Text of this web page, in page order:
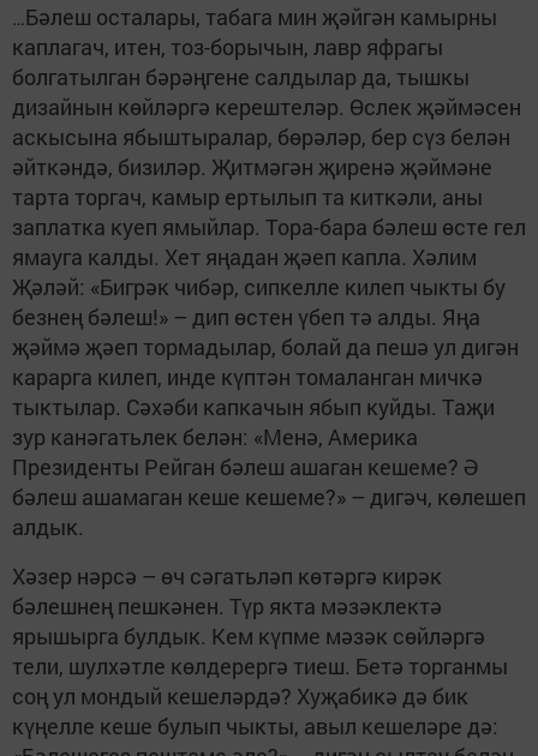
…Бәлеш осталары, табага мин җәйгән камырны
каплагач, итен, тоз-борычын, лавр яфрагы
болгатылган бәрәңгене салдылар да, тышкы
дизайнын көйләргә керештеләр. Өслек җәймәсен
аскысына ябыштыралар, бөрәләр, бер сүз белән
әйткәндә, бизиләр. Җитмәгән җиренә җәймәне
тарта торгач, камыр ертылып та киткәли, аны
заплатка куеп ямыйлар. Тора-бара бәлеш өсте гел
ямауга калды. Хет яңадан җәеп капла. Хәлим
Җәләй: «Бигрәк чибәр, сипкелле килеп чыкты бу
безнең бәлеш!» – дип өстен үбеп тә алды. Яңа
җәймә җәеп тормадылар, болай да пешә ул дигән
карарга килеп, инде күптән томаланган мичкә
тыктылар. Сәхәби капкачын ябып куйды. Таҗи
зур канәгатьлек белән: «Менә, Америка
Президенты Рейган бәлеш ашаган кешеме? Ә
бәлеш ашамаган кеше кешеме?» – дигәч, көлешеп
алдык.
Хәзер нәрсә – өч сәгатьләп көтәргә кирәк
бәлешнең пешкәнен. Түр якта мәзәклектә
ярышырга булдык. Кем күпме мәзәк сөйләргә
тели, шулхәтле көлдерергә тиеш. Бетә торганмы
соң ул мондый кешеләрдә? Хуҗабикә дә бик
күңелле кеше булып чыкты, авыл кешеләре дә: